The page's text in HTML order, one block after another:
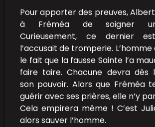
Pour apporter des preuves,
à Fréméa de soigner
Curieusement, ce dernier
l’accusait de tromperie.
le fait que la fausse Sainte l’a
faire taire. Chacune devra dès
son pouvoir. Alors que Fréméa
guérir avec ses prières, elle n’y
Cela empirera même ! C’est
alors sauver l’homme.